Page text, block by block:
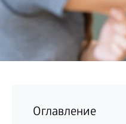
Оглавление